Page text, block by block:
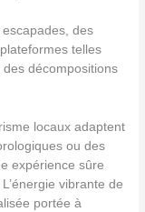
des
telles
décompositions
locaux adaptent
ou des
expérience sûre
vibrante de
portée à